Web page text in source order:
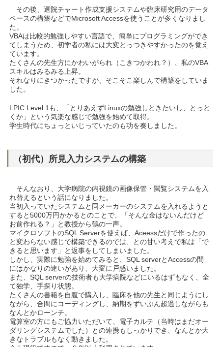
その後、退院チャート作成支援システムや臨床研究用のデータ
ベースの構築などでMicrosoft Accessを使うことが多くなりまし
た。
VBAは比較的勉強しやすい言語で、簡単にプログラミングができ
てしまうため、初学者の私には大変とっつきやすかったのを覚え
ています。
たくさんの先生方にかわいがられ（こきつかわれ？）、私のVBA
スキルはみるみる上昇。
それなりにきつかったですが、そこそこ楽しんで構築をしていま
した。
LPIC Level 1も、「とりあえずLinuxの勉強しときたいし、とっと
くか」という気楽な感じで勉強を始めて取得。
学生時代にちょっといじっていたのも功を奏しました。
（初代）所見入力システムの構築
そんなおり、大学病院の内視鏡の画像保管・閲覧システムを入
れ替えるという話になりました。
当初入っていたシステムと同メーカーのシステムを入れるようと
すると5000万円かかるとのことで、「そんな金はないんだけど
お前作れる？」と教授から鶴の一声。
マイクロソフトのSQL Serverを使えば、Aceessだけで作ったの
と変わらない感じで構築できるのでは、との甘い考えで私は「で
きると思います」と返事をしてしまいました。
しかし、実際に勉強を始めてみると、SQL serverとAccessの間
にはかなりの違いがあり、大変に戸惑いました。
また、SQL serverの技術者も大学病院などにいるはずもなく、全
て独学、手探り状態。
たくさんの書籍を自腹で購入し、臨床を他の先生と同じようにし
ながら、合間にコーディングし、納期をずいぶん超過しながらも
なんとかローンチ。
電算室の方にもご協力いただいて、電子カルテ（当時はまだオー
ダリングシステムでした）との連携もしっかりでき、なんとか大
きなトラブルもなく動きました。